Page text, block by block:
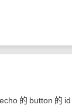
的 button 的 id